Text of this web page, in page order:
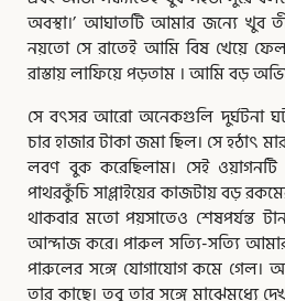
অবস্থা।’ আঘাতটি আমার জন্যে খুব
নয়তাে সে রাতেই আমি বিষ খেয়ে
রাস্তায় লাফিয়ে পড়তাম । আমি বড়
সে বৎসর আরাে অনেকগুলি দুর্ঘটনা
চার হাজার টাকা জমা ছিল। সে হঠাৎ
লবণ বুক করেছিলাম। সেই ওয়াগনটি
পাথরকুঁচি সাপ্লাইয়ের কাজটায় বড়
থাকবার মতাে পয়সাতেও শেষপর্যন্ত
আন্দাজ করে। পারুল সত্যি-সত্যি আমার
পারুলের সঙ্গে যােগাযােগ কমে গেল।
তার কাছে। তবু তার সঙ্গে মাঝেমধ্যে